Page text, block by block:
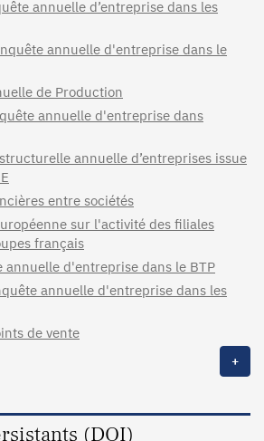
annuelle d’entreprise dans les
annuelle d'entreprise dans le
de Production
annuelle d'entreprise dans
annuelle d’entreprises issue
entre sociétés
sur l'activité des filiales
français
annuelle d'entreprise dans le BTP
annuelle d'entreprise dans les
de vente
+
(DOI)